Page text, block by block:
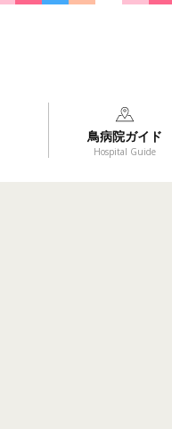
鳥病院ガイド
Hospital Guide